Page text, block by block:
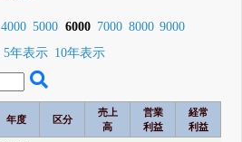
4000 5000 6000 7000 8000 9000
5年表示 10年表示
年度 区分
売上
高
営業
利益
経常
利益